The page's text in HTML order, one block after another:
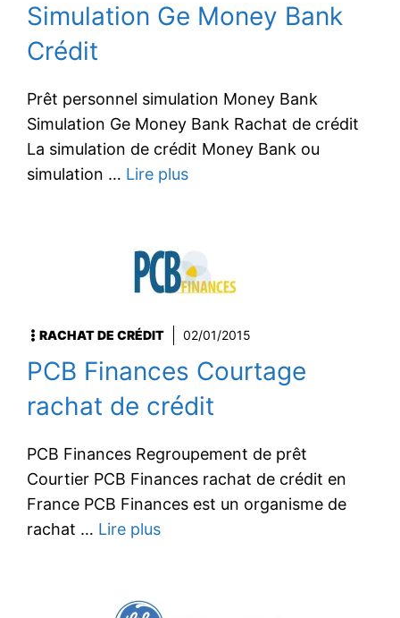
Simulation Ge Money Bank
Crédit
Prêt personnel simulation Money Bank
Simulation Ge Money Bank Rachat de crédit
La simulation de crédit Money Bank ou
simulation … Lire plus
RACHAT DE CRÉDIT 02/01/2015
PCB Finances Courtage
rachat de crédit
PCB Finances Regroupement de prêt
Courtier PCB Finances rachat de crédit en
France PCB Finances est un organisme de
rachat … Lire plus